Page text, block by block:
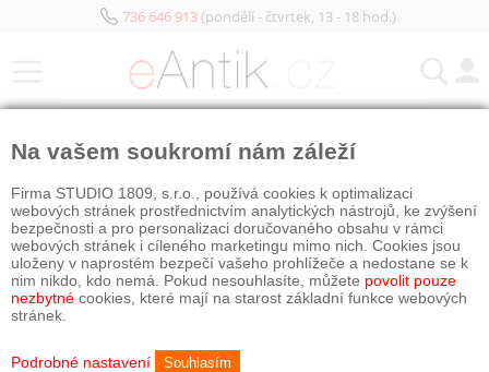
736 646 913(pondělí - čtvrtek, 13 - 18 hod.)
Na vašem soukromí nám záleží
Firma STUDIO 1809, s.r.o., používá cookies k optimalizaci
webových stránek prostřednictvím analytických nástrojů, ke zvýšení
bezpečnosti a pro personalizaci doručovaného obsahu v rámci
webových stránek i cíleného marketingu mimo nich. Cookies jsou
uloženy v naprostém bezpečí vašeho prohlížeče a nedostane se k
nim nikdo, kdo nemá. Pokud nesouhlasíte, můžete povolit pouze
nezbytné cookies, které mají na starost základní funkce webových
stránek.
Podrobné nastavení Souhlasím